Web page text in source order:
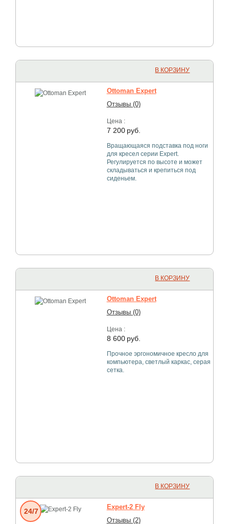
В КОРЗИНУ
Ottoman Expert
Отзывы (0)
Цена :
7 200 руб.
Вращающаяся подставка под ноги
для кресел серии Expert.
Регулируется по высоте и может
складываться и крепиться под
сиденьем.
В КОРЗИНУ
Ottoman Expert
Отзывы (0)
Цена :
8 600 руб.
Прочное эргономичное кресло для
компьютера, светлый каркас, серая
сетка.
В КОРЗИНУ
Expert-2 Fly
Отзывы (2)
24/7